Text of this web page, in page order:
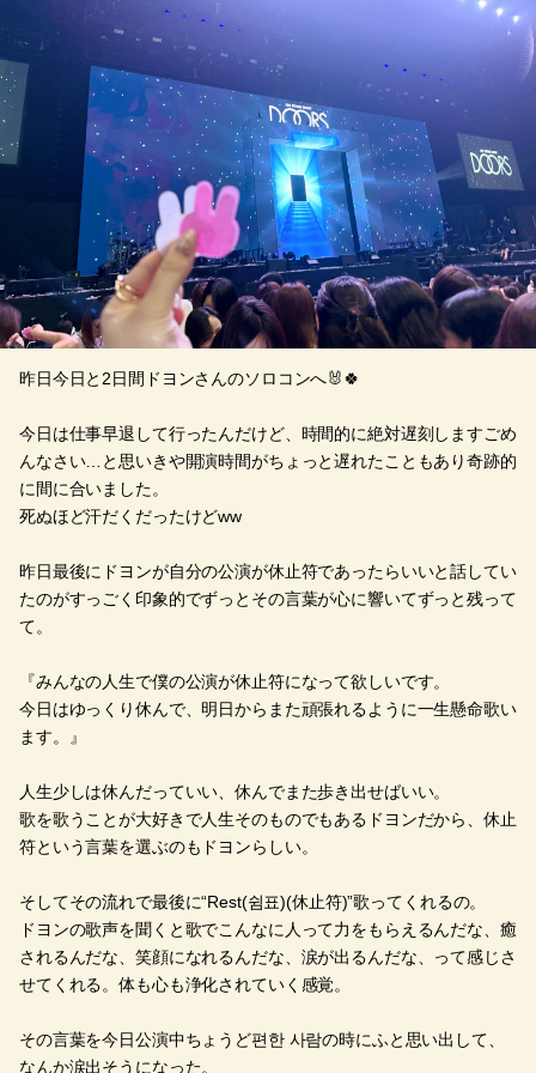
昨日今日と2日間ドヨンさんのソロコンへ🐰🍀
今日は仕事早退して行ったんだけど、時間的に絶対遅刻しますごめ
んなさい…と思いきや開演時間がちょっと遅れたこともあり奇跡的
に間に合いました。
死ぬほど汗だくだったけどww
昨日最後にドヨンが自分の公演が休止符であったらいいと話してい
たのがすっごく印象的でずっとその言葉が心に響いてずっと残って
て。
『みんなの人生で僕の公演が休止符になって欲しいです。
今日はゆっくり休んで、明日からまた頑張れるように一生懸命歌い
ます。』
人生少しは休んだっていい、休んでまた歩き出せばいい。
歌を歌うことが大好きで人生そのものでもあるドヨンだから、休止
符という言葉を選ぶのもドヨンらしい。
そしてその流れで最後に“Rest(쉼표)(休止符)”歌ってくれるの。
ドヨンの歌声を聞くと歌でこんなに人って力をもらえるんだな、癒
されるんだな、笑顔になれるんだな、涙が出るんだな、って感じさ
せてくれる。体も心も浄化されていく感覚。
その言葉を今日公演中ちょうど편한 사람の時にふと思い出して、
なんか涙出そうになった。